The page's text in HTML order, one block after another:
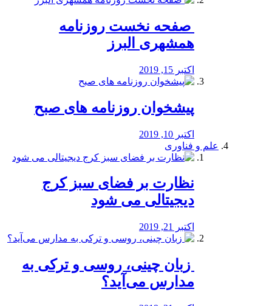
️ صفحه نخست روزنامه‌
همشهری البرز
اکتبر 15, 2019
پیشخوان روزنامه های صبح
اکتبر 10, 2019
علم و فناوری
نظارت بر فضای سبز کرج
دیجیتالی می شود
اکتبر 21, 2019
️ زبان چینی، روسی و ترکی به
مدارس می‌آید؟